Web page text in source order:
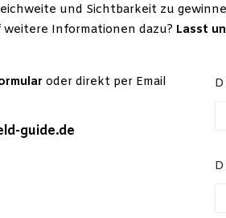
und Sichtbarkeit zu
weitere Informationen dazu? Lasst
oder direkt per Email
guide.de